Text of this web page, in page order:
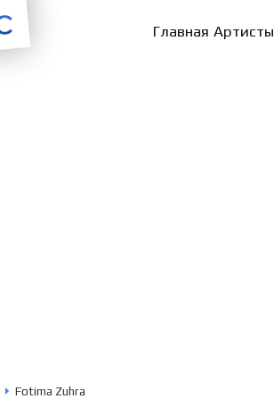
Главная Артисты
Fotima Zuhra